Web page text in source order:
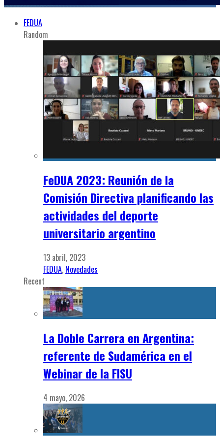
FEDUA
Random
FeDUA 2023: Reunión de la
Comisión Directiva planificando las
actividades del deporte
universitario argentino
13 abril, 2023
FEDUA, Novedades
Recent
La Doble Carrera en Argentina:
referente de Sudamérica en el
Webinar de la FISU
4 mayo, 2026